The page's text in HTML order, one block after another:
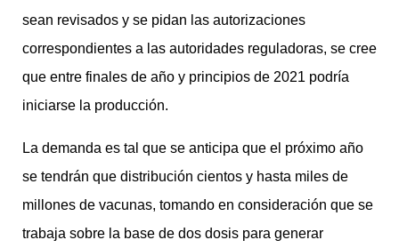
sean revisados y se pidan las autorizaciones
correspondientes a las autoridades reguladoras, se cree
que entre finales de año y principios de 2021 podría
iniciarse la producción.
La demanda es tal que se anticipa que el próximo año
se tendrán que distribución cientos y hasta miles de
millones de vacunas, tomando en consideración que se
trabaja sobre la base de dos dosis para generar